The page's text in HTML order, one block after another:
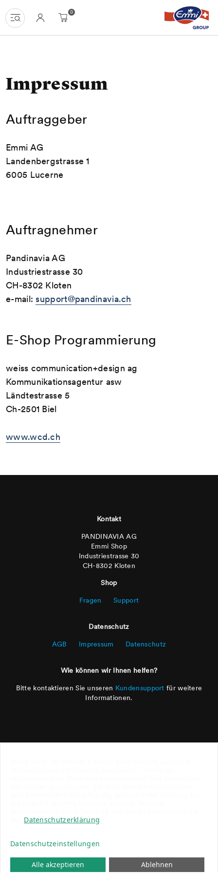
Navigate
at
uzh-
Homepage
Menu
Content
Search
Basket
Language
navigation
0
Impressum
Auftraggeber
Emmi AG
Landenbergstrasse 1
6005 Lucerne
Auftragnehmer
Pandinavia AG
Industriestrasse 30
CH-8302 Kloten
e-mail: support@pandinavia.ch
E-Shop Programmierung
weiss communication+design ag
Kommunikationsagentur asw
Ländtestrasse 5
Ch-2501 Biel
www.wcd.ch
Kontakt
PANDINAVIA AG
Emmi Shop
Industriestrasse 30
CH-8302 Kloten
Shop
Fragen
Support
Datenschutz
AGB
Impressum Datenschutz
Wie können wir Ihnen helfen?
Bitte kontaktieren Sie unseren Kundensupport für weitere
Informationen.
Wählen Sie Ihre Währung:
© 2026 Emmi Group
Datenschutzerklärung
Datenschutzeinstellungen
Ablehnen
Alle akzeptieren